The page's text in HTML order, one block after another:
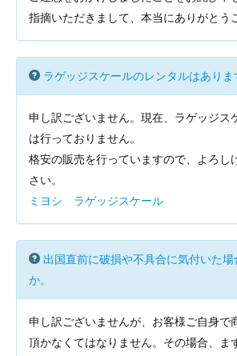
指摘いただきまして、本当にありがとう
ラゲッジスケールのレンタルはありま
申し訳ございません。現在、ラゲッジス
は行っておりません。
格安の販売を行っていますので、よろし
さい。
ミヨシ ラゲッジスケール
出国直前に破損や不具合に気付いた
か。
申し訳ございませんが、お客様ご自身で
頂かなくてはなりません。その場合、ま